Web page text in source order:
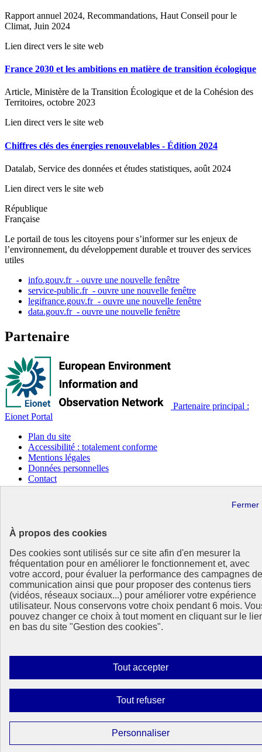
À propos des cookies
Des cookies sont utilisés sur ce site afin d'en mesurer la
fréquentation pour en améliorer le fonctionnement et, avec
votre accord, pour évaluer la performance des campagnes de
communication ainsi que pour proposer des contenus tiers
(vidéos, réseaux sociaux...) pour améliorer votre expérience
utilisateur. Nous conservons votre choix pendant 6 mois.
pouvez changer ce choix à tout moment en cliquant sur le
en bas du site "Gestion des cookies".
Tout accepterAutoriser
tous
Tout refuserInterdire
tous
PersonnaliserParamétrer
les
Rapport annuel 2024, Recommandations, Haut Conseil pour le
Climat, Juin 2024
Lien direct vers le site web
France 2030 et les ambitions en matière de transition écologique
Article, Ministère de la Transition Écologique et de la Cohésion des
Territoires, octobre 2023
Lien direct vers le site web
Chiffres clés des énergies renouvelables - Édition 2024
Datalab, Service des données et études statistiques, août 2024
Lien direct vers le site web
République
Française
Le portail de tous les citoyens pour s’informer sur les enjeux de
l’environnement, du développement durable et trouver des services
utiles
info.gouv.fr - ouvre une nouvelle fenêtre
service-public.fr - ouvre une nouvelle fenêtre
legifrance.gouv.fr - ouvre une nouvelle fenêtre
data.gouv.fr - ouvre une nouvelle fenêtre
Partenaire
Partenaire principal :
Eionet Portal
Plan du site
Accessibilité : totalement conforme
Mentions légales
Données personnelles
Contact
Gestion des cookies
licence etalab-2.0 Lien externe